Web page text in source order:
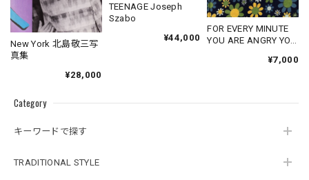
Category
キーワードで探す
TRADITIONAL STYLE
New York 北島敬三写
真集
¥28,000
TEENAGE Joseph
Szabo
¥44,000
FOR EVERY MINUTE
YOU ARE ANGRY YOU
¥7,000